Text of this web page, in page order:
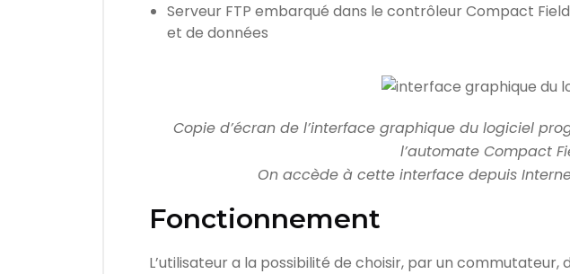
Serveur FTP embarqué dans le contrôleur Compact
et de données
Copie d’écran de l’interface graphique du logiciel
l’automate Compact
On accède à cette interface depuis
Fonctionnement
L’utilisateur a la possibilité de choisir, par un